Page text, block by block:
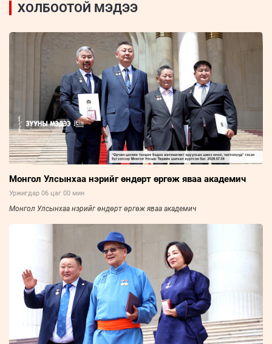
ХОЛБООТОЙ МЭДЭЭ
Монгол Улсынхаа нэрийг өндөрт өргөж яваа академич
Уржигдар 06 цаг 00 мин
Монгол Улсынхаа нэрийг өндөрт өргөж яваа академич